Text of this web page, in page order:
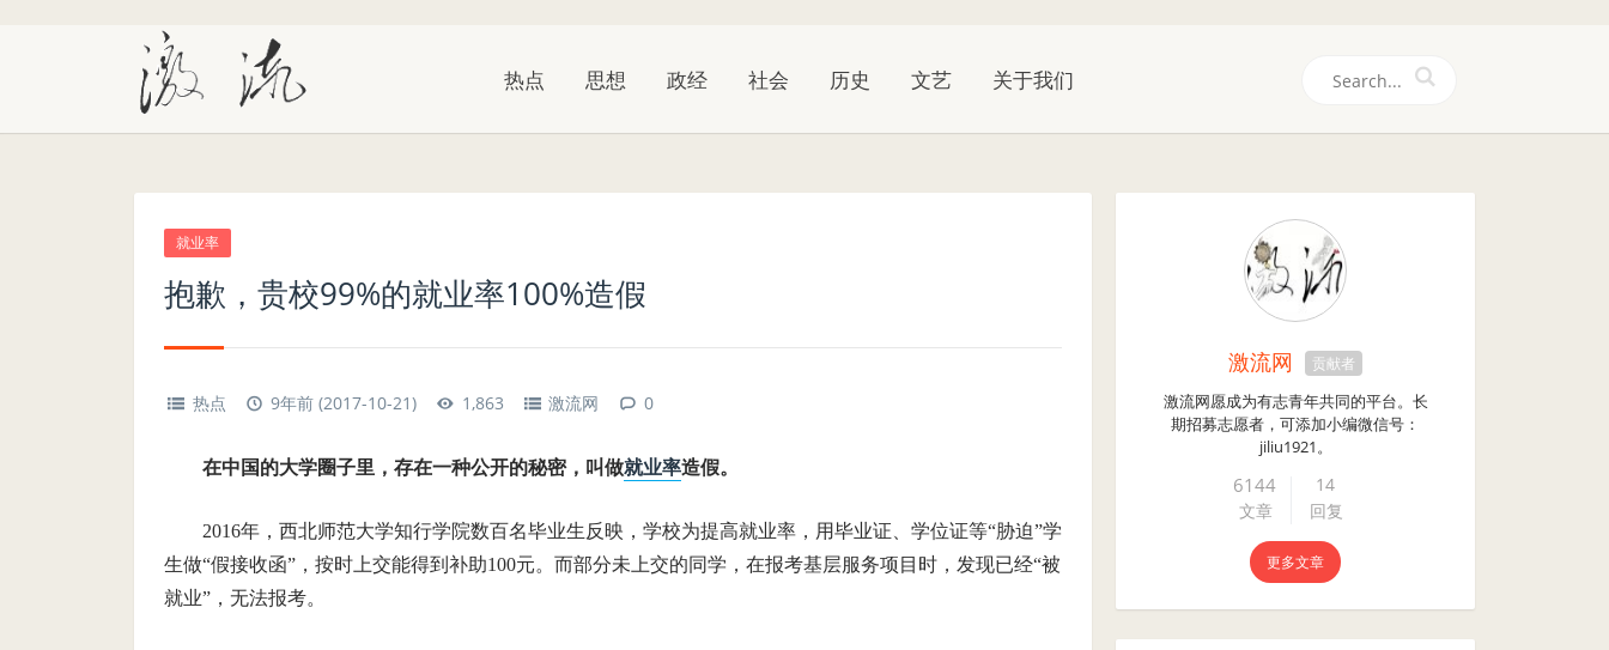
热点 思想 政经 社会 历史 文艺 关于我们
就业率
抱歉，贵校99%的就业率100%造假
热点 9年前 (2017-10-21) 1,863 激流网 0
在中国的大学圈子里，存在一种公开的秘密，叫做就业率造假。
2016年，西北师范大学知行学院数百名毕业生反映，学校为提高就业率，用毕业证、学位证等“胁迫”学
生做“假接收函”，按时上交能得到补助100元。而部分未上交的同学，在报考基层服务项目时，发现已经“被
就业”，无法报考。
激流网 贡献者
激流网愿成为有志青年共同的平台。长
期招募志愿者，可添加小编微信号：
jiliu1921。
6144
文章
14
回复
更多文章